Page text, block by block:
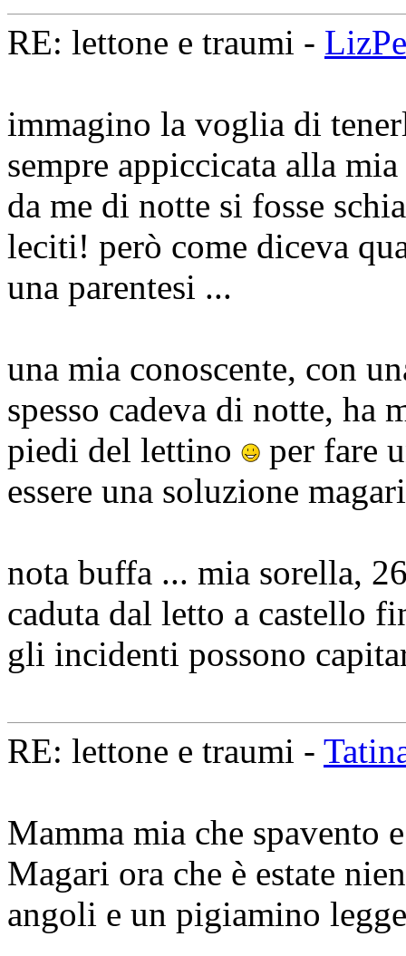
RE: lettone e traumi -
immagino la voglia di
sempre appiccicata alla
da me di notte si fosse
leciti! però come diceva
una parentesi ...
una mia conoscente, con
spesso cadeva di notte, ha
piedi del lettino
per fare
essere una soluzione
nota buffa ... mia sorella,
caduta dal letto a castello
gli incidenti possono
RE: lettone e traumi -
Mamma mia che spavento
Magari ora che è estate
angoli e un pigiamino